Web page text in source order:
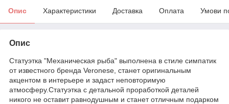
Опис Характеристики Доставка Оплата Умови
Опис
Статуэтка "Механическая рыба" выполнена в стиле симпатик
от известного бренда Veronese, станет оригинальным
акцентом в интерьере и задаст неповторимую
атмосферу.Статуэтка с детальной проработкой деталей
никого не оставит равнодушным и станет отличным подарком